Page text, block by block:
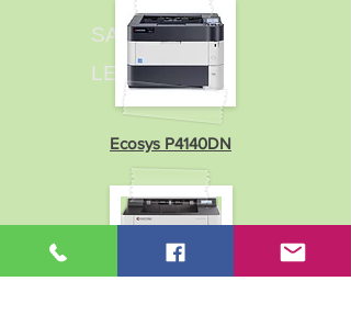
SALE AND
LEASING
Ecosys P4140DN